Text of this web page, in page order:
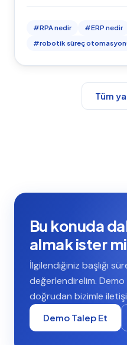
#RPA nedir #ERP nedir
#robotik süreç
Tüm
Bu konuda
almak ister
İlgilendiğiniz başlığı
değerlendirelim.
doğrudan bizimle
Demo Talep Et